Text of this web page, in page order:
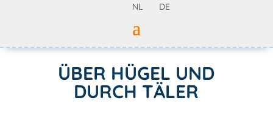
NL DE
ÜBER HÜGEL UND
DURCH TÄLER